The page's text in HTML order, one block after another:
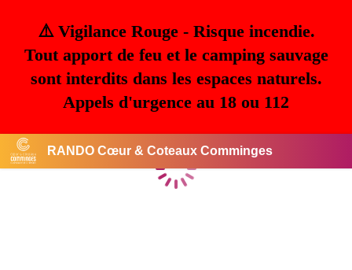
⚠️ Vigilance Rouge - Risque incendie.
Tout apport de feu et le camping sauvage
sont interdits dans les espaces naturels.
Appels d'urgence au 18 ou 112
RANDO Cœur & Coteaux Comminges
Chargement